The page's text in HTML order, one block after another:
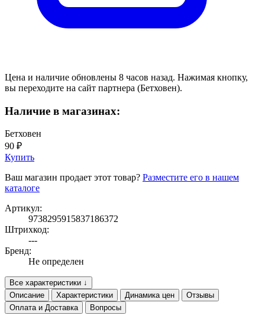
Цена и наличие обновлены 8 часов назад. Нажимая кнопку,
вы переходите на сайт партнера (Бетховен).
Наличие в магазинах:
Бетховен
90 ₽
Купить
Ваш магазин продает этот товар? Разместите его в нашем
каталоге
Артикул:
9738295915837186372
Штрихкод:
---
Бренд:
Не определен
Все характеристики ↓
Описание
Характеристики Динамика цен
Отзывы
Оплата и Доставка
Вопросы